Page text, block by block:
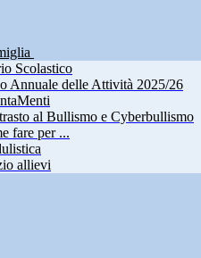
Scolastico
Annuale delle Attività 2025/26
al Bullismo e Cyberbullismo
fare per ...
allievi